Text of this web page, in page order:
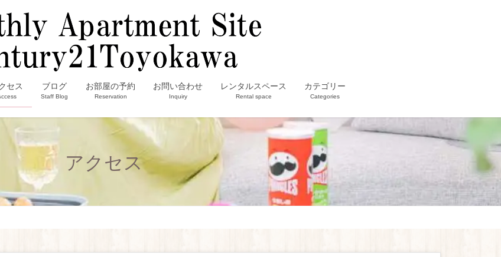
セス ブログ
Staff Blog
お部屋の予約
Reservation
お問い合わせ
Inquiry
レンタルスペース
Rental space
カテゴリー
Categories
アクセス